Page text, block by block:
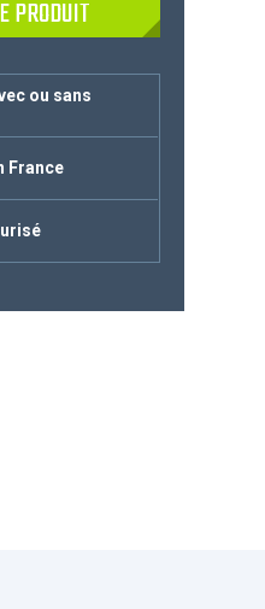
un lieu temporaire où est
PRODUIT
ou sans
France